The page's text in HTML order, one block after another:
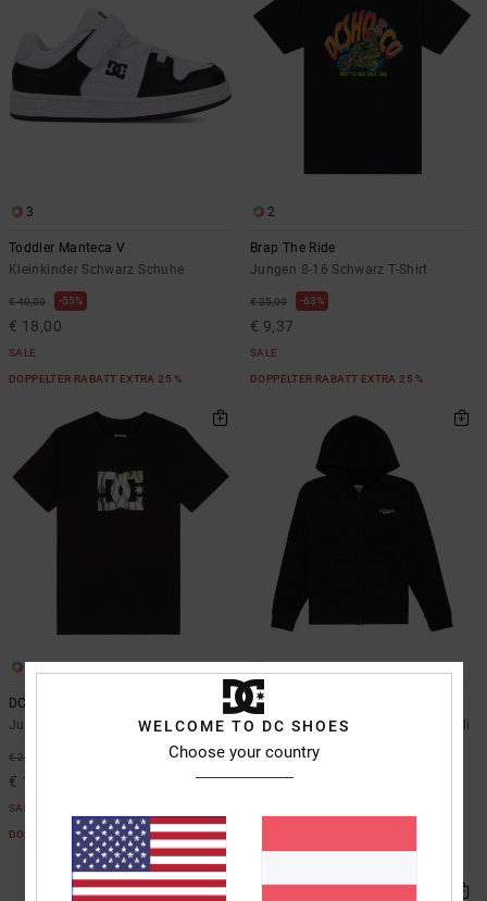
3
Toddler Manteca V
Kleinkinder Schwarz Schuhe
€ 40,00 55%
€ 18,00
SALE
DOPPELTER RABATT EXTRA 25 %
2
Brap The Ride
Jungen 8-16 Schwarz T-Shirt
€ 25,00 63%
€ 9,37
SALE
DOPPELTER RABATT EXTRA 25 %
DC Star Filled
Jungen 8-16 Schwarz T-Shirt
€ 25,00
€ 11,25
SALE
DOPPELTER RABATT EXTRA 25 %
Planetarium
Jungen 8-16 Schwarz Kapuzenpulli
€ 55,00
DOPPELTER RABATT EXTRA 25 %
WELCOME TO DC SHOES
Choose your country